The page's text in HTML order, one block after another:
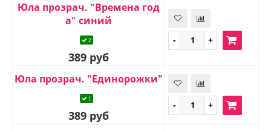
Юла прозрач. "Времена год
а" синий
2
389 руб
Юла прозрач. "Единорожки"
1
389 руб